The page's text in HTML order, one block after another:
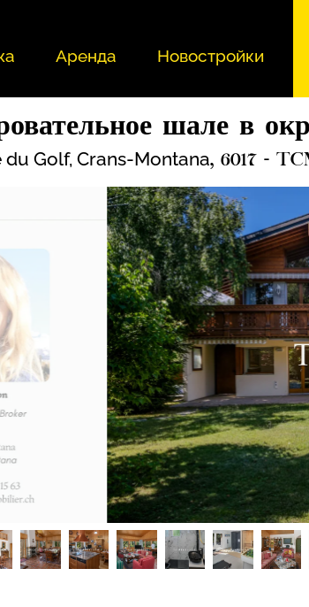
Аренда Новостройки
шале в
Golf, Crans-Montana, 6017 -